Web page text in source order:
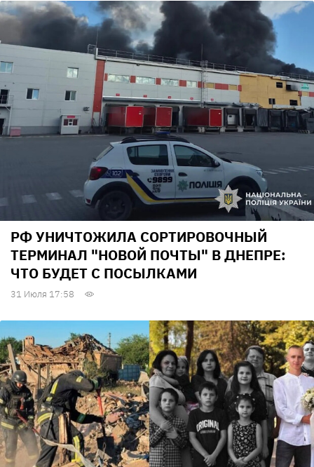
РФ УНИЧТОЖИЛА СОРТИРОВОЧНЫЙ
ТЕРМИНАЛ "НОВОЙ ПОЧТЫ" В ДНЕПРЕ:
ЧТО БУДЕТ С ПОСЫЛКАМИ
31 Июля 17:58